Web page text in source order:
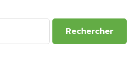
Rechercher